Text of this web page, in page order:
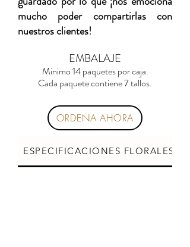
mucho poder compartirlas con
nuestros clientes!
EMBALAJE
Minimo 14 paquetes por caja.
Cada paquete contiene 7 tallos.
ORDENA AHORA
ESPECIFICACIONES FLORALES